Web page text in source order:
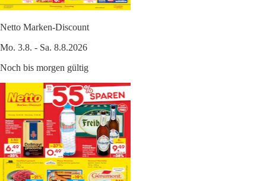
Netto Marken-Discount
Mo. 3.8. - Sa. 8.8.2026
Noch bis morgen gültig